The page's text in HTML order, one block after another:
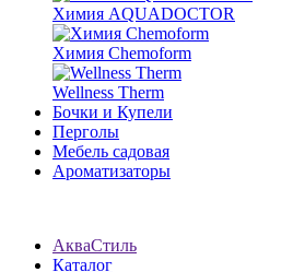
Химия AQUADOCTOR
Химия Chemoform
Wellness Therm
Бочки и Купели
Перголы
Мебель садовая
Ароматизаторы
АкваСтиль
Каталог